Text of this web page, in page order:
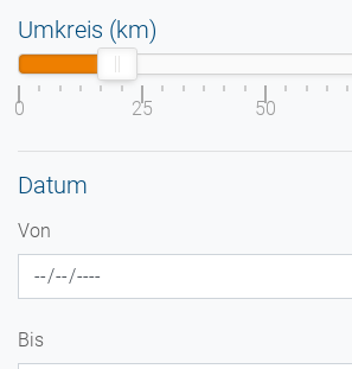
Umkreis (km)
0 25 50
Datum
Von
Bis